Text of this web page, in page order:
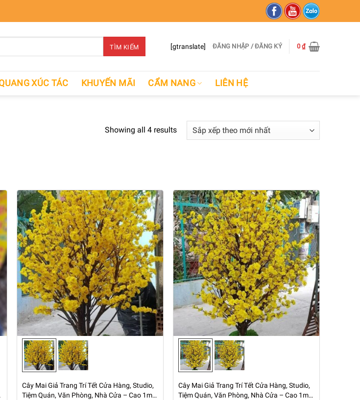
TÌM KIẾM [gtranslate] ĐĂNG NHẬP / ĐĂNG KÝ 0₫
XÚC TÁC KHUYẾN MÃI CẨM NANG LIÊN HỆ
Showing all 4 results
Cây Mai Giả Trang Trí Tết Cửa Hàng, Studio,
Tiệm Quán, Văn Phòng, Nhà Cửa – Cao 1m5
Cây Mai Giả Trang Trí Tết Cửa Hàng, Studio,
Tiệm Quán, Văn Phòng, Nhà Cửa – Cao 1m5